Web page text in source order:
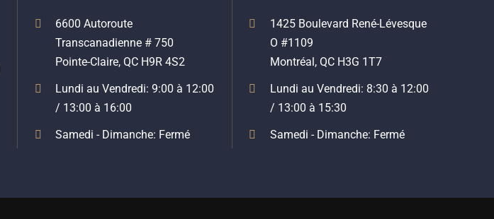
6600 Autoroute
Transcanadienne # 750
Pointe-Claire, QC H9R 4S2
Lundi au Vendredi: 9:00 à 12:00
/ 13:00 à 16:00
Samedi - Dimanche: Fermé
1425 Boulevard René-Lévesque
O #1109
Montréal, QC H3G 1T7
Lundi au Vendredi: 8:30 à 12:00
/ 13:00 à 15:30
Samedi - Dimanche: Fermé